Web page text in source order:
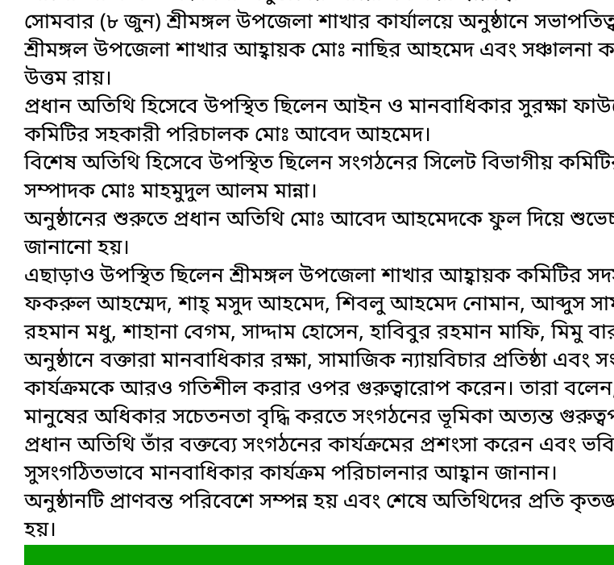
সোমবার (৮ জুন) শ্রীমঙ্গল উপজেলা শাখার কার্যালয়ে অনুষ্ঠানে
শ্রীমঙ্গল উপজেলা শাখার আহ্বায়ক মোঃ নাছির আহমেদ এবং সঞ্চালনা
উত্তম রায়।
প্রধান অতিথি হিসেবে উপস্থিত ছিলেন আইন ও মানবাধিকার সুরক্ষা
কমিটির সহকারী পরিচালক মোঃ আবেদ আহমেদ।
বিশেষ অতিথি হিসেবে উপস্থিত ছিলেন সংগঠনের সিলেট বিভাগীয়
সম্পাদক মোঃ মাহমুদুল আলম মান্না।
অনুষ্ঠানের শুরুতে প্রধান অতিথি মোঃ আবেদ আহমেদকে ফুল দিয়ে
জানানো হয়।
এছাড়াও উপস্থিত ছিলেন শ্রীমঙ্গল উপজেলা শাখার আহ্বায়ক কমিটির
ফকরুল আহম্মেদ, শাহ্ মসুদ আহমেদ, শিবলু আহমেদ নোমান, আব্দুস
রহমান মধু, শাহানা বেগম, সাদ্দাম হোসেন, হাবিবুর রহমান মাফি, মিমু
অনুষ্ঠানে বক্তারা মানবাধিকার রক্ষা, সামাজিক ন্যায়বিচার প্রতিষ্ঠা এবং
কার্যক্রমকে আরও গতিশীল করার ওপর গুরুত্বারোপ করেন। তারা
মানুষের অধিকার সচেতনতা বৃদ্ধি করতে সংগঠনের ভূমিকা অত্যন্ত
প্রধান অতিথি তাঁর বক্তব্যে সংগঠনের কার্যক্রমের প্রশংসা করেন এবং
সুসংগঠিতভাবে মানবাধিকার কার্যক্রম পরিচালনার আহ্বান জানান।
অনুষ্ঠানটি প্রাণবন্ত পরিবেশে সম্পন্ন হয় এবং শেষে অতিথিদের প্রতি
হয়।